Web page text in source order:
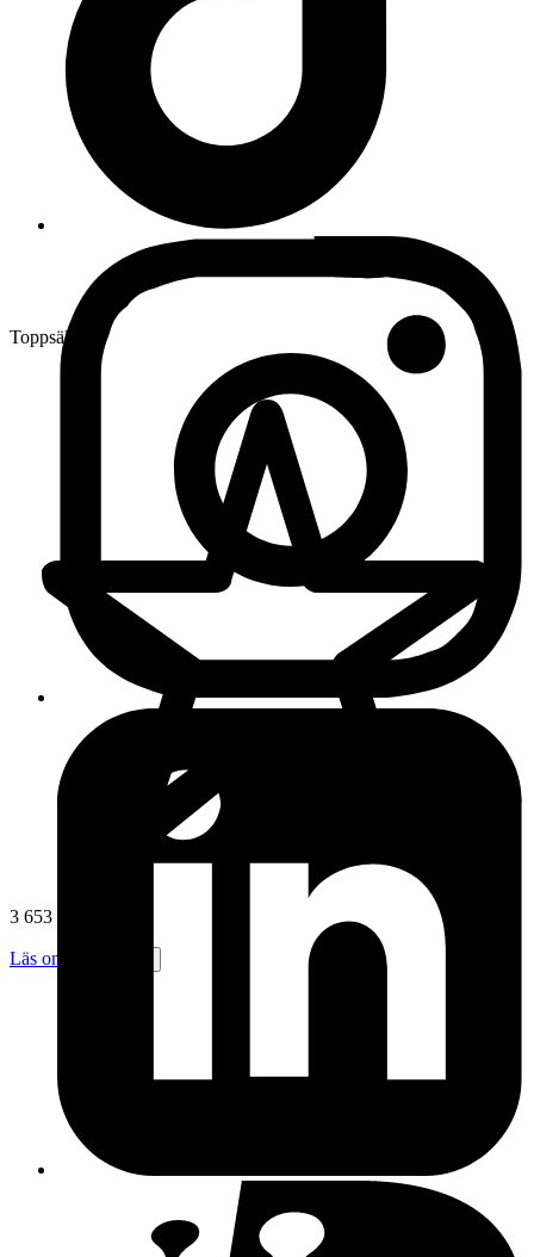
Toppsäljare
3 653 omdömen
Läs omdömen